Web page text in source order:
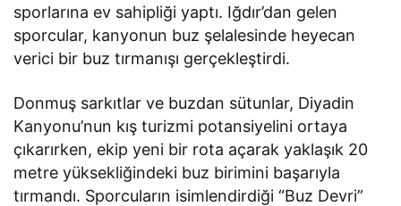
sporlarına ev sahipliği yaptı. Iğdır’dan gelen
sporcular, kanyonun buz şelalesinde heyecan
verici bir buz tırmanışı gerçekleştirdi.
Donmuş sarkıtlar ve buzdan sütunlar, Diyadin
Kanyonu’nun kış turizmi potansiyelini ortaya
çıkarırken, ekip yeni bir rota açarak yaklaşık 20
metre yüksekliğindeki buz birimini başarıyla
tırmandı. Sporcuların isimlendirdiği “Buz Devri”